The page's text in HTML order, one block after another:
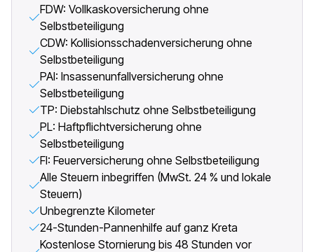
FDW: Vollkaskoversicherung ohne
Selbstbeteiligung
CDW: Kollisionsschadenversicherung ohne
Selbstbeteiligung
PAI: Insassenunfallversicherung ohne
Selbstbeteiligung
TP: Diebstahlschutz ohne Selbstbeteiligung
PL: Haftpflichtversicherung ohne
Selbstbeteiligung
FI: Feuerversicherung ohne Selbstbeteiligung
Alle Steuern inbegriffen (MwSt. 24 % und lokale
Steuern)
Unbegrenzte Kilometer
24-Stunden-Pannenhilfe auf ganz Kreta
Kostenlose Stornierung bis 48 Stunden vor